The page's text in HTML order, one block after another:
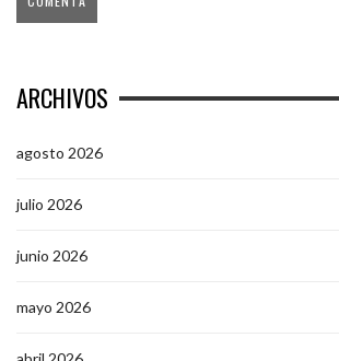
ARCHIVOS
agosto 2026
julio 2026